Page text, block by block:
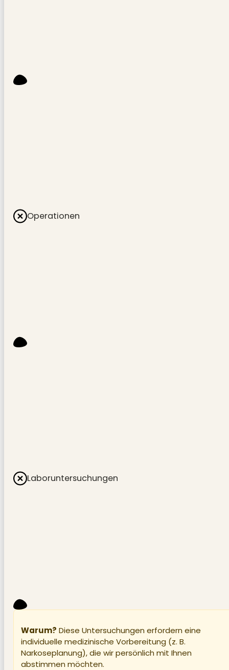
Operationen
Laboruntersuchungen
Warum? Diese Untersuchungen erfordern eine
individuelle medizinische Vorbereitung (z. B.
Narkoseplanung), die wir persönlich mit Ihnen
abstimmen möchten.